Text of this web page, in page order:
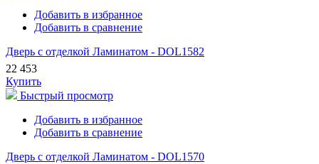
Добавить в избранное
Добавить в сравнение
Дверь с отделкой Ламинатом - DOL1582
22 453
Купить
Быстрый просмотр
Добавить в избранное
Добавить в сравнение
Дверь с отделкой Ламинатом - DOL1570